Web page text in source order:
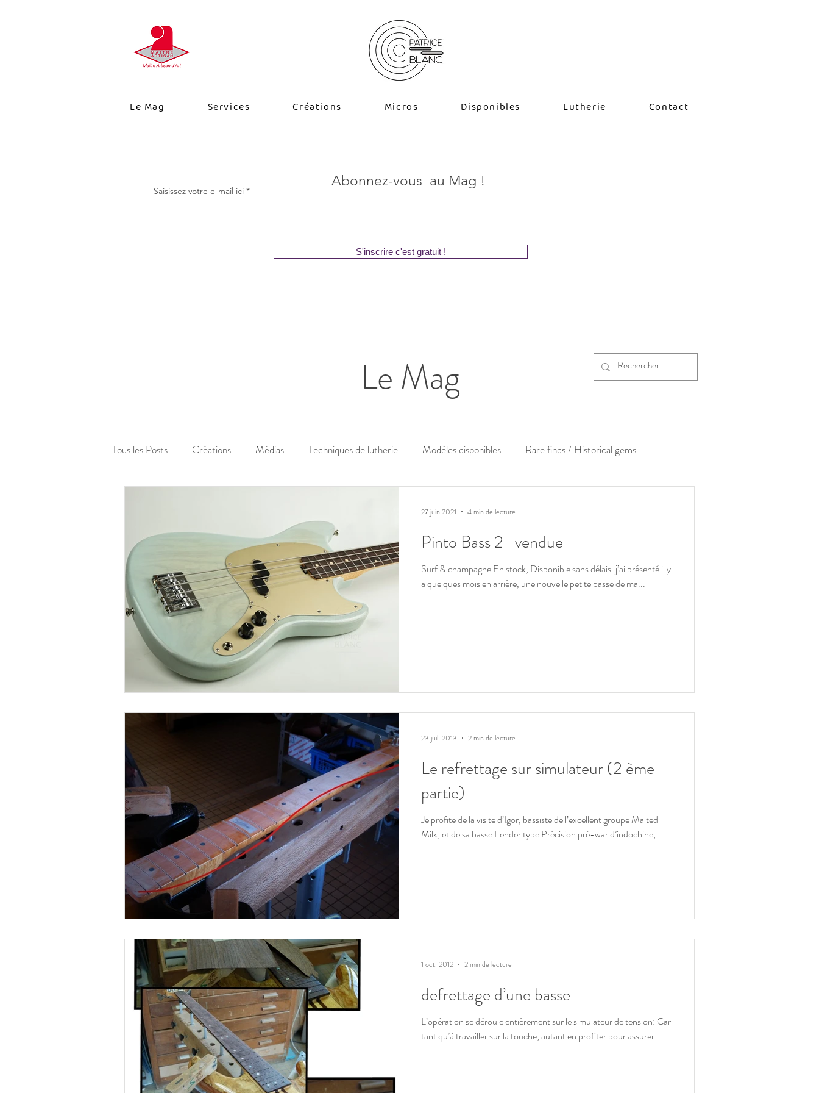
Le Mag Services Créations Micros Disponibles Lutherie Contact
Abonnez-vous au Mag !
Saisissez votre e-mail ici
S'inscrire c'est gratuit !
Le Mag
Tous les Posts Créations Médias Techniques de lutherie Modèles disponibles Rare finds / Historical gems
Pinto Bass 2 -vendue-
Surf & champagne En stock, Disponible sans délais. j’ai présenté il y
a quelques mois en arrière, une nouvelle petite basse de ma...
27 juin 2021 4 min de lecture
Le refrettage sur simulateur (2 ème
partie)
Je profite de la visite d’Igor, bassiste de l’excellent groupe Malted
Milk, et de sa basse Fender type Précision pré-war d’indochine, ...
23 juil. 2013 2 min de lecture
defrettage d’une basse
L’opération se déroule entièrement sur le simulateur de tension: Car
tant qu’à travailler sur la touche, autant en profiter pour assurer...
1 oct. 2012 2 min de lecture